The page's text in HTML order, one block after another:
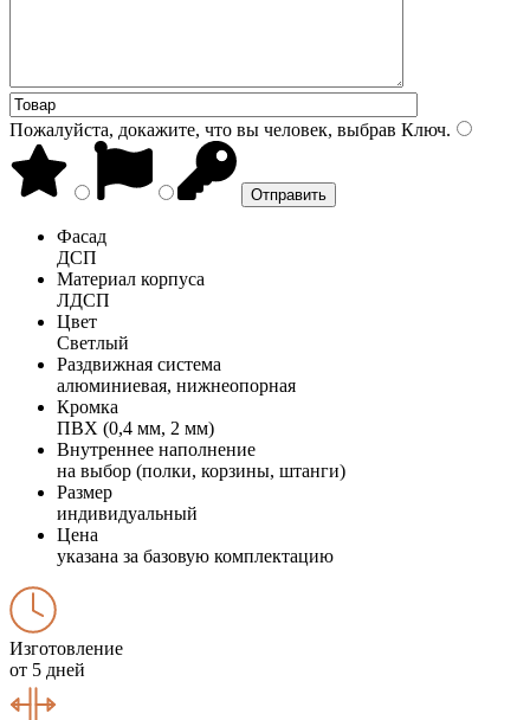
Пожалуйста, докажите, что вы человек, выбрав Ключ.
Фасад
ДСП
Материал корпуса
ЛДСП
Цвет
Светлый
Раздвижная система
алюминиевая, нижнеопорная
Кромка
ПВХ (0,4 мм, 2 мм)
Внутреннее наполнение
на выбор (полки, корзины, штанги)
Размер
индивидуальный
Цена
указана за базовую комплектацию
Изготовление
от 5 дней